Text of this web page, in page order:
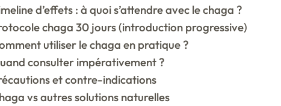
d’effets : à quoi s’attendre avec le chaga ?
chaga 30 jours (introduction progressive)
utiliser le chaga en pratique ?
consulter impérativement ?
et contre-indications
vs autres solutions naturelles